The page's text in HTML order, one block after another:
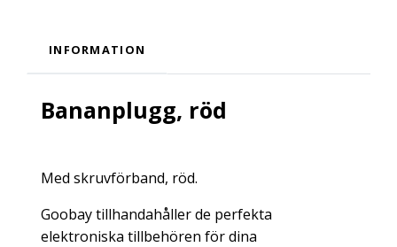
INFORMATION
Bananplugg, röd
Med skruvförband, röd.
Goobay tillhandahåller de perfekta
elektroniska tillbehören för dina